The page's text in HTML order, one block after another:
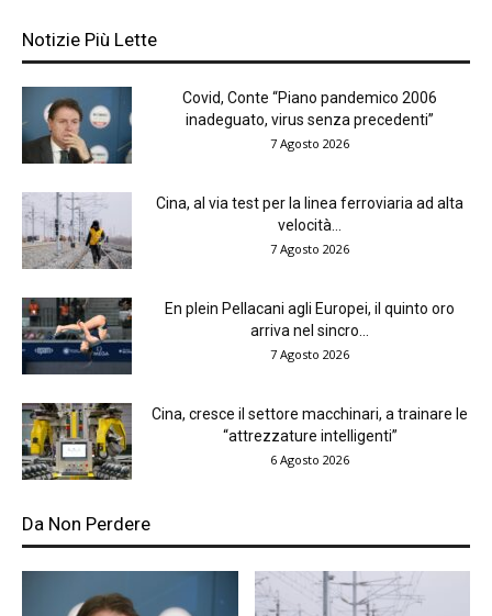
Notizie Più Lette
Covid, Conte “Piano pandemico 2006
inadeguato, virus senza precedenti”
7 Agosto 2026
Cina, al via test per la linea ferroviaria ad alta
velocità...
7 Agosto 2026
En plein Pellacani agli Europei, il quinto oro
arriva nel sincro...
7 Agosto 2026
Cina, cresce il settore macchinari, a trainare le
“attrezzature intelligenti”
6 Agosto 2026
Da Non Perdere